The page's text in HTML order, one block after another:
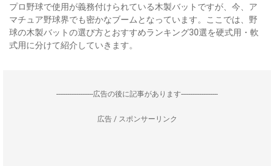
プロ野球で使用が義務付けられている木製バットですが、今、ア
マチュア野球界でも密かなブームとなっています。ここでは、野
球の木製バットの選び方とおすすめランキング30選を硬式用・軟
式用に分けて紹介していきます。
--------------------広告の後に記事があります--------------------
広告 / スポンサーリンク